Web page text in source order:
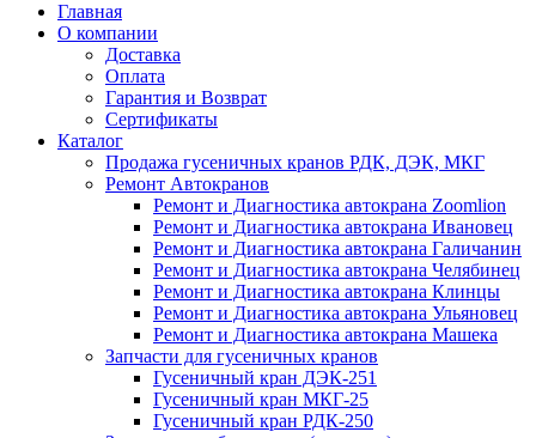
Главная
О компании
Доставка
Оплата
Гарантия и Возврат
Сертификаты
Каталог
Продажа гусеничных кранов РДК, ДЭК, МКГ
Ремонт Автокранов
Ремонт и Диагностика автокрана Zoomlion
Ремонт и Диагностика автокрана Ивановец
Ремонт и Диагностика автокрана Галичанин
Ремонт и Диагностика автокрана Челябинец
Ремонт и Диагностика автокрана Клинцы
Ремонт и Диагностика автокрана Ульяновец
Ремонт и Диагностика автокрана Машека
Запчасти для гусеничных кранов
Гусеничный кран ДЭК-251
Гусеничный кран МКГ-25
Гусеничный кран РДК-250